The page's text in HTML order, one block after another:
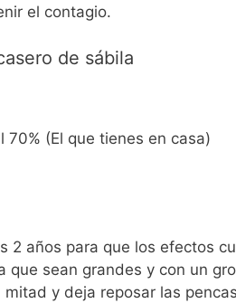
el contagio.
de sábila
(El que tienes en casa)
2 años para que los efectos
sean grandes y con un
y deja reposar las